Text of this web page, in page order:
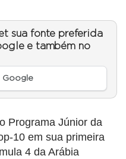
sua fonte preferida
e também no
Google
Programa Júnior da
10 em sua primeira
4 da Arábia